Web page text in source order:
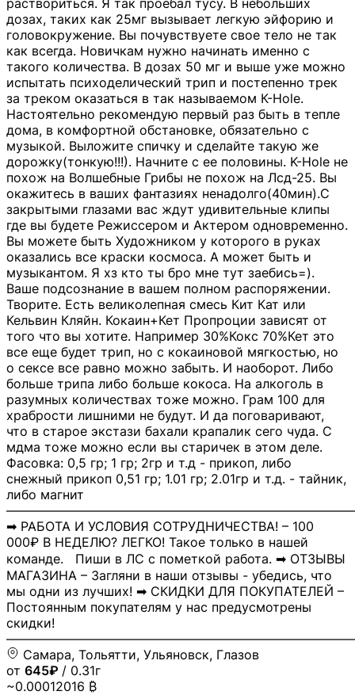
раствориться. Я так проебал тусу. В небольших
дозах, таких как 25мг вызывает легкую эйфорию и
головокружение. Вы почувствуете свое тело не так
как всегда. Новичкам нужно начинать именно с
такого количества. В дозах 50 мг и выше уже можно
испытать психоделический трип и постепенно трек
за треком оказаться в так называемом К-Hole.
Настоятельно рекомендую первый раз быть в тепле
дома, в комфортной обстановке, обязательно с
музыкой. Выложите спичку и сделайте такую же
дорожку(тонкую!!!). Начните с ее половины. K-Hole не
похож на Волшебные Грибы не похож на Лсд-25. Вы
окажитесь в ваших фантазиях ненадолго(40мин).С
закрытыми глазами вас ждут удивительные клипы
где вы будете Режиссером и Актером одновременно.
Вы можете быть Художником у которого в руках
оказались все краски космоса. А может быть и
музыкантом. Я хз кто ты бро мне тут заебись=).
Ваше подсознание в вашем полном распоряжении.
Творите. Есть великолепная смесь Кит Кат или
Кельвин Кляйн. Кокаин+Кет Пропроции зависят от
того что вы хотите. Например 30%Кокс 70%Кет это
все еще будет трип, но с кокаиновой мягкостью, но
о сексе все равно можно забыть. И наоборот. Либо
больше трипа либо больше кокоса. На алкоголь в
разумных количествах тоже можно. Грам 100 для
храбрости лишними не будут. И да поговаривают,
что в старое экстази бахали крапалик сего чуда. С
мдма тоже можно если вы старичек в этом деле.
Фасовка: 0,5 гр; 1 гр; 2гр и т.д - прикоп, либо
снежный прикоп 0,51 гр; 1.01 гр; 2.01гр и т.д. - тайник,
либо магнит
➡ РАБОТА И УСЛОВИЯ СОТРУДНИЧЕСТВА! – 100
000₽ В НЕДЕЛЮ? ЛЕГКО! Такое только в нашей
команде. Пиши в ЛС с пометкой работа. ➡ ОТЗЫВЫ
МАГАЗИНА – Загляни в наши отзывы - убедись, что
мы одни из лучших! ➡ СКИДКИ ДЛЯ ПОКУПАТЕЛЕЙ –
Постоянным покупателям у нас предусмотрены
скидки!
Самара, Тольятти, Ульяновск, Глазов
от 645₽ / 0.31г
~0.00012016 ₿